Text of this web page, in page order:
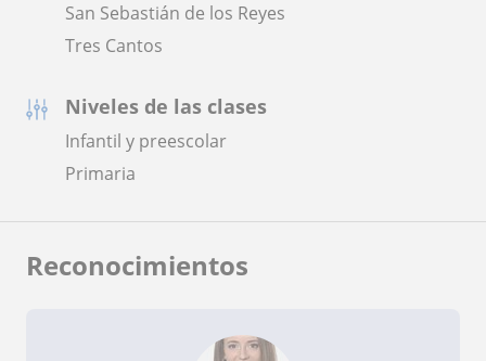
San Sebastián de los Reyes
Tres Cantos
Niveles de las clases
Infantil y preescolar
Primaria
Reconocimientos